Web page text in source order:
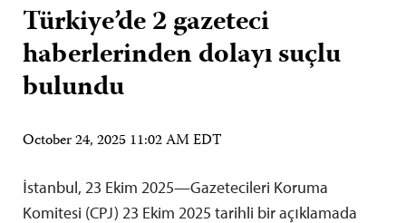
Türkiye’de 2 gazeteci
haberlerinden dolayı suçlu
bulundu
October 24, 2025 11:02 AM EDT
İstanbul, 23 Ekim 2025—Gazetecileri Koruma
Komitesi (CPJ) 23 Ekim 2025 tarihli bir açıklamada